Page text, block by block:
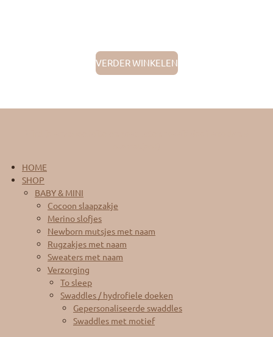
VERDER WINKELEN
HOME
SHOP
BABY & MINI
Cocoon slaapzakje
Merino slofjes
Newborn mutsjes met naam
Rugzakjes met naam
Sweaters met naam
Verzorging
To sleep
Swaddles / hydrofiele doeken
Gepersonaliseerde swaddles
Swaddles met motief